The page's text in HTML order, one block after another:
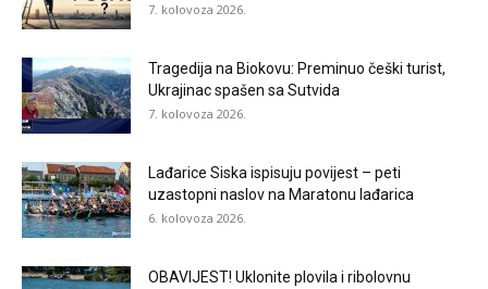
7. kolovoza 2026.
Tragedija na Biokovu: Preminuo češki turist,
Ukrajinac spašen sa Sutvida
7. kolovoza 2026.
Lađarice Siska ispisuju povijest – peti
uzastopni naslov na Maratonu lađarica
6. kolovoza 2026.
OBAVIJEST! Uklonite plovila i ribolovnu